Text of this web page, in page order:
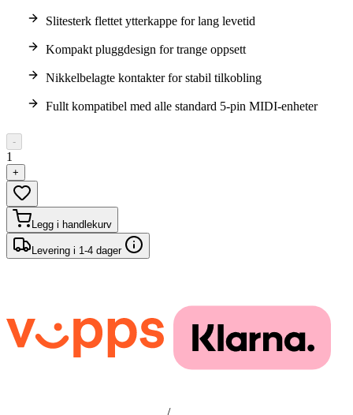
Slitesterk flettet ytterkappe for lang levetid
Kompakt pluggdesign for trange oppsett
Nikkelbelagte kontakter for stabil tilkobling
Fullt kompatibel med alle standard 5-pin MIDI-enheter
-
1
+
Legg i handlekurv
Levering i 1-4 dager
/